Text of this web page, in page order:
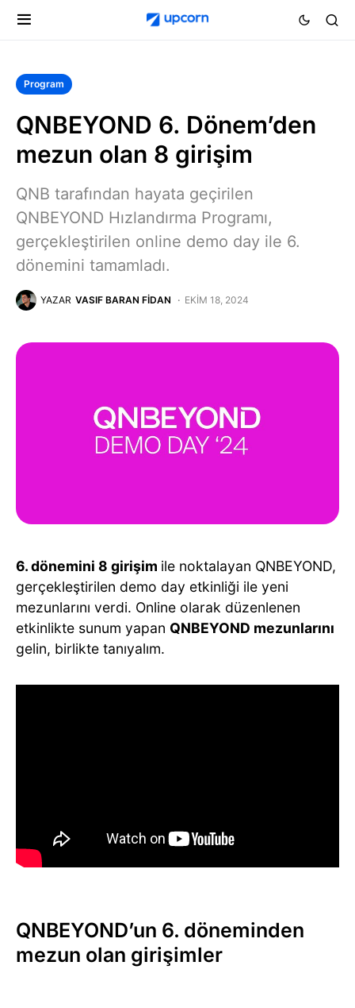
Program
QNBEYOND 6. Dönem’den
mezun olan 8 girişim
QNB tarafından hayata geçirilen
QNBEYOND Hızlandırma Programı,
gerçekleştirilen online demo day ile 6.
dönemini tamamladı.
YAZAR VASIF BARAN FIDAN EKIM 18, 2024
6. dönemini 8 girişim ile noktalayan QNBEYOND,
gerçekleştirilen demo day etkinliği ile yeni
mezunlarını verdi. Online olarak düzenlenen
etkinlikte sunum yapan QNBEYOND mezunlarını
gelin, birlikte tanıyalım.
QNBEYOND’un 6. döneminden
mezun olan girişimler